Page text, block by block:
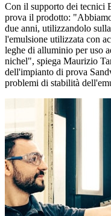
Con il supporto dei tecnici
prova il prodotto:
due anni, utilizzandolo
l'emulsione utilizzata con
leghe di alluminio per uso
nichel", spiega Maurizio
dell'impianto di prova
problemi di stabilità